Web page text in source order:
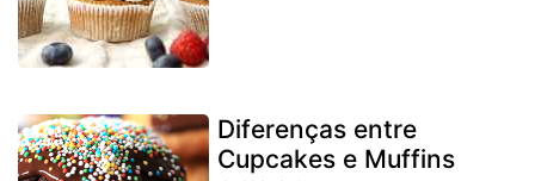
Diferenças entre
Cupcakes e Muffins